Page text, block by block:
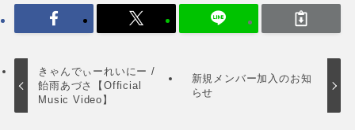
きゃんでぃーれいにー /
飴雨あづさ【Official
Music Video】
新規メンバー加入のお知
らせ